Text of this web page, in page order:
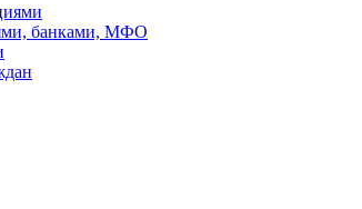
банками, МФО